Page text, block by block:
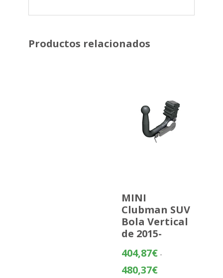
Productos relacionados
MINI
Clubman SUV
Bola Vertical
de 2015-
404,87€ -
480,37€Rango